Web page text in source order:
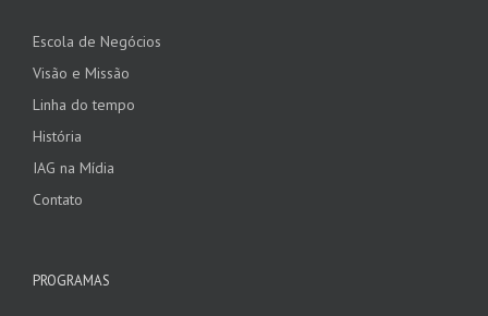
Escola de Negócios
Visão e Missão
Linha do tempo
História
IAG na Mídia
Contato
PROGRAMAS